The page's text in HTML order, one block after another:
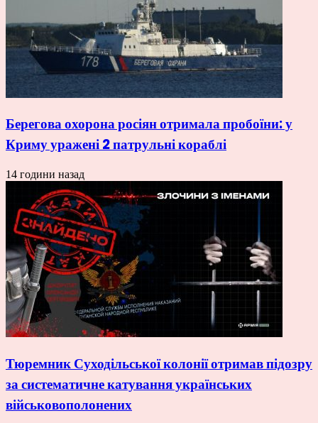
Берегова охорона росіян отримала пробоїни: у
Криму уражені 2 патрульні кораблі
14 години назад
Тюремник Суходільської колонії отримав підозру
за систематичне катування українських
військовополонених